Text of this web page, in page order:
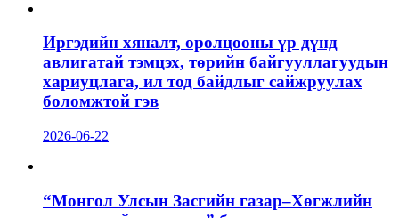
Иргэдийн хяналт, оролцооны үр дүнд
авлигатай тэмцэх, төрийн байгууллагуудын
хариуцлага, ил тод байдлыг сайжруулах
боломжтой гэв
2026-06-22
“Монгол Улсын Засгийн газар–Хөгжлийн